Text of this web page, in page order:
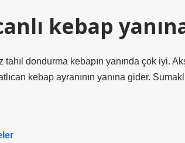
kebap
tahıl dondurma kebapın yanında çok
kebap ayranının yanına gider.